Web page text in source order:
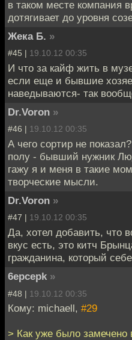
в таком месте компания
дотягивает до уровня
Жека Б. »
#45 | 19.10.12 00:35
И что за кайф жить в
если еще и бывшие
наведываются- так
Dr.Voron »
#46 | 19.10.12 00:35
А чего сортир не
полу - бывший нужник
гажу я и меня в такие
творческие мысли.
Dr.Voron »
#47 | 19.10.12 00:35
Да, хотел добавить, что
вкус есть, это китч
гражданина, который
6epcepk »
#48 | 19.10.12 00:35
Кому: michaell, #29
> Как уже было